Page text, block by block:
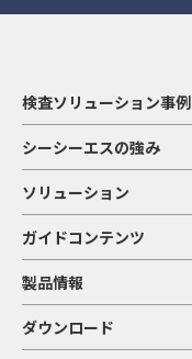
検査ソリューション事例
シーシーエスの強み
ソリューション
ガイドコンテンツ
製品情報
ダウンロード